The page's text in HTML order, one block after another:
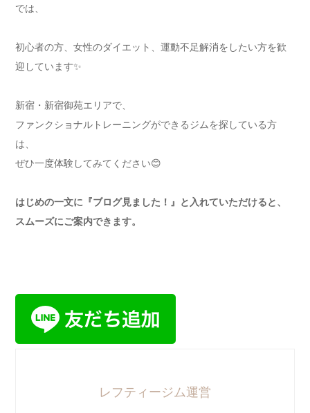
では、
初心者の方、女性のダイエット、運動不足解消をしたい方を歓
迎しています✨
新宿・新宿御苑エリアで、
ファンクショナルトレーニングができるジムを探している方
は、
ぜひ一度体験してみてください😊
はじめの一文に『ブログ見ました！』と入れていただけると、
スムーズにご案内できます。
レフティージム運営